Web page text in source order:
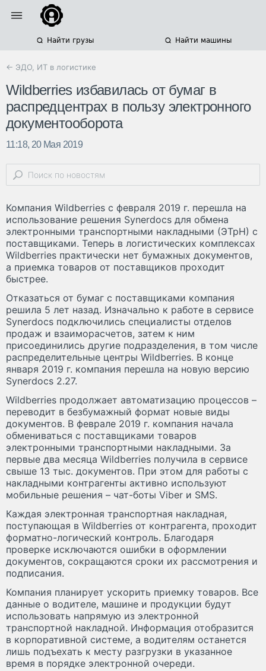
Найти грузы Найти машины
← ЭДО, ИТ в логистике
Wildberries избавилась от бумаг в
распредцентрах в пользу электронного
документооборота
11:18, 20 Мая 2019
Компания Wildberries с февраля 2019 г. перешла на
использование решения Synerdocs для обмена
электронными транспортными накладными (ЭТрН) с
поставщиками. Теперь в логистических комплексах
Wildberries практически нет бумажных документов,
а приемка товаров от поставщиков проходит
быстрее.
Отказаться от бумаг с поставщиками компания
решила 5 лет назад. Изначально к работе в сервисе
Synerdocs подключились специалисты отделов
продаж и взаиморасчетов, затем к ним
присоединились другие подразделения, в том числе
распределительные центры Wildberries. В конце
января 2019 г. компания перешла на новую версию
Synerdocs 2.27.
Wildberries продолжает автоматизацию процессов –
переводит в безбумажный формат новые виды
документов. В феврале 2019 г. компания начала
обмениваться с поставщиками товаров
электронными транспортными накладными. За
первые два месяца Wildberries получила в сервисе
свыше 13 тыс. документов. При этом для работы с
накладными контрагенты активно используют
мобильные решения – чат-боты Viber и SMS.
Каждая электронная транспортная накладная,
поступающая в Wildberries от контрагента, проходит
форматно-логический контроль. Благодаря
проверке исключаются ошибки в оформлении
документов, сокращаются сроки их рассмотрения и
подписания.
Компания планирует ускорить приемку товаров. Все
данные о водителе, машине и продукции будут
использовать напрямую из электронной
транспортной накладной. Информация отобразится
в корпоративной системе, а водителям останется
лишь подъехать к месту разгрузки в указанное
время в порядке электронной очереди.